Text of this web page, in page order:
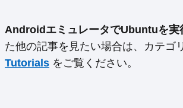
AndroidエミュレータでUbuntuを実
た他の記事を見たい場合は、カテゴ
Tutorials をご覧ください。